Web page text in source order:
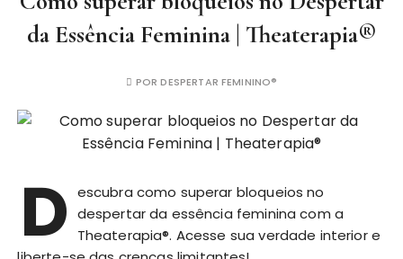
da Essência Feminina | Theaterapia®
PORDESPERTAR FEMININO®
D escubra como superar bloqueios no
despertar da essência feminina com a
Theaterapia®. Acesse sua verdade interior e